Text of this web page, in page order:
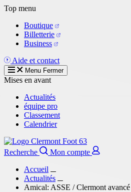
Aller
contenu
principal
Top menu
Boutique
Billetterie
Business
Aide et contact
Menu Fermer
Mises en avant
Actualités
équipe pro
Classement
Calendrier
Recherche
Mon compte
Accueil
Actualités
Amical: ASSE / Clermont